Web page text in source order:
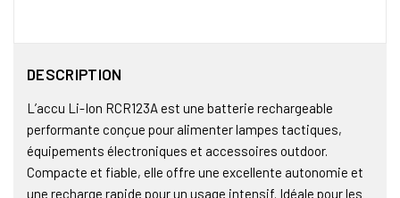
DESCRIPTION
L’accu Li-Ion RCR123A est une batterie rechargeable
performante conçue pour alimenter lampes tactiques,
équipements électroniques et accessoires outdoor.
Compacte et fiable, elle offre une excellente autonomie et
une recharge rapide pour un usage intensif. Idéale pour les